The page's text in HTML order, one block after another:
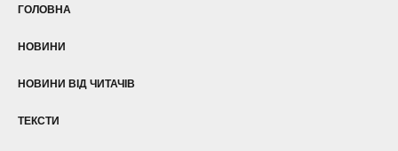
ГОЛОВНА
НОВИНИ
НОВИНИ ВІД ЧИТАЧІВ
ТЕКСТИ